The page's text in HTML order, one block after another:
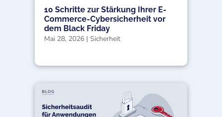
10 Schritte zur Stärkung Ihrer E-
Commerce-Cybersicherheit vor
dem Black Friday
Mai 28, 2026 | Sicherheit